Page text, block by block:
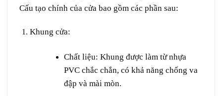
Cấu tạo chính của cửa bao gồm các phần sau:
Khung cửa:
Chất liệu: Khung được làm từ nhựa
PVC chắc chắn, có khả năng chống va
đập và mài mòn.